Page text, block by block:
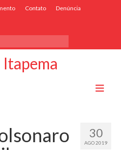
Contato Denúncia
30
AGO 2019